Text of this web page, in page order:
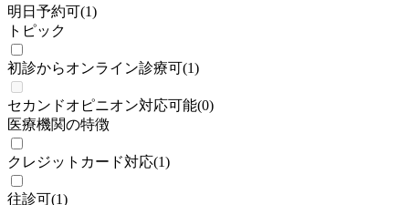
明日予約可(1)
トピック
初診からオンライン診療可(1)
セカンドオピニオン対応可能(0)
医療機関の特徴
クレジットカード対応(1)
往診可(1)